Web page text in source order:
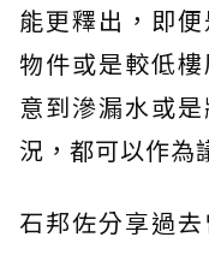
能更釋出，即
物件或是較低
意到滲漏水或
況，都可以作為
石邦佐分享過